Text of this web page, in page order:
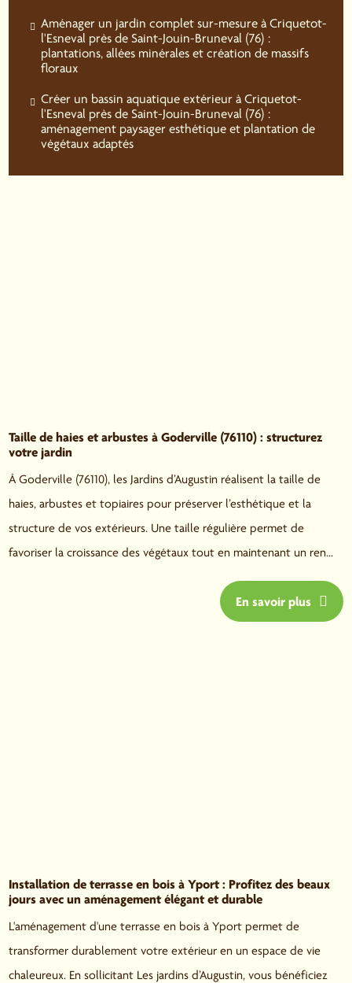
Aménager un jardin complet sur-mesure à Criquetot-
l'Esneval près de Saint-Jouin-Bruneval (76) :
plantations, allées minérales et création de massifs
floraux
Créer un bassin aquatique extérieur à Criquetot-
l'Esneval près de Saint-Jouin-Bruneval (76) :
aménagement paysager esthétique et plantation de
végétaux adaptés
Taille de haies et arbustes à Goderville (76110) : structurez
votre jardin
À Goderville (76110), les Jardins d’Augustin réalisent la taille de
haies, arbustes et topiaires pour préserver l’esthétique et la
structure de vos extérieurs. Une taille régulière permet de
favoriser la croissance des végétaux tout en maintenant un ren...
En savoir plus
Installation de terrasse en bois à Yport : Profitez des beaux
jours avec un aménagement élégant et durable
L'aménagement d'une terrasse en bois à Yport permet de
transformer durablement votre extérieur en un espace de vie
chaleureux. En sollicitant Les jardins d’Augustin, vous bénéficiez